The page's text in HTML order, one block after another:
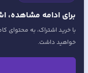
برای ادامه مشاهده،
با خرید اشتراک، به محتوای
خواهید داشت.